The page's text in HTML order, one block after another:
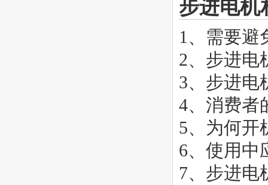
步进电机
1、 需要避
2、 步进电
3、 步进电
4、 消费者
5、 为何开
6、 使用中
7、 步进电